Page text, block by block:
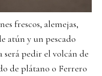
frescos, alemejas,
atún y un pescado
será pedir el volcán de
de plátano o Ferrero